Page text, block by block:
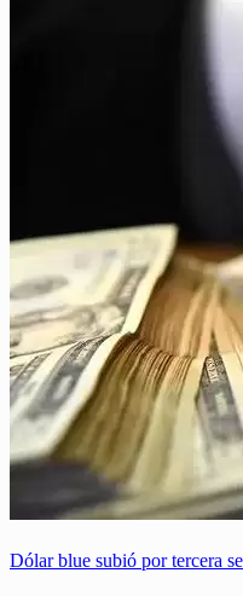
Dólar blue subió por tercera